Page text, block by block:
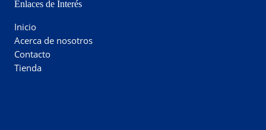
Enlaces de Interés
Inicio
Acerca de nosotros
Contacto
Tienda